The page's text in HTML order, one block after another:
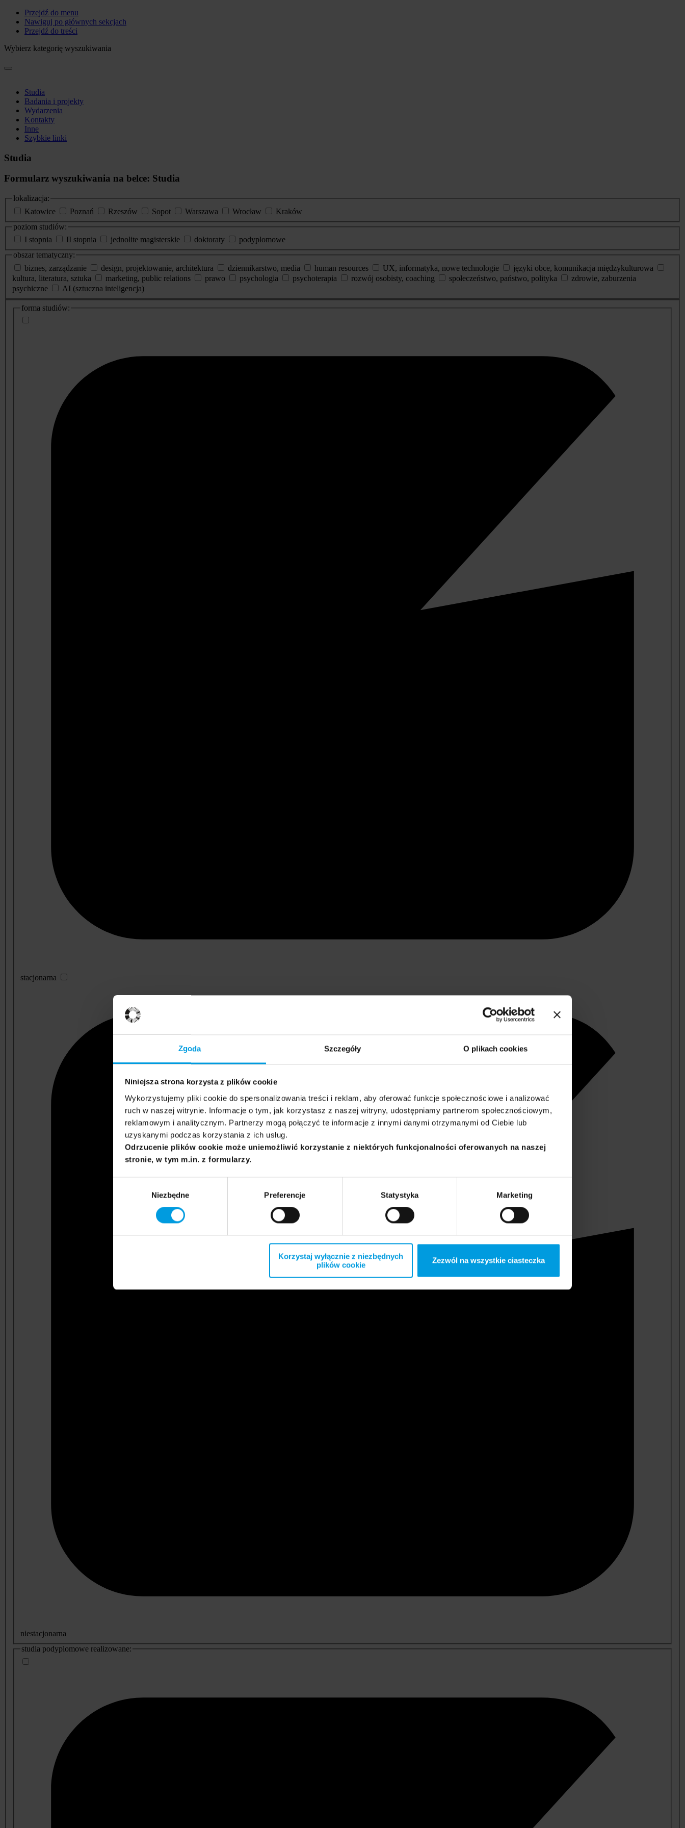
Zgoda Szczegóły O plikach cookies
Niniejsza strona korzysta z plików cookie
Wykorzystujemy pliki cookie do spersonalizowania treści i reklam, aby oferować funkcje społecznościowe i analizować
ruch w naszej witrynie. Informacje o tym, jak korzystasz z naszej witryny, udostępniamy partnerom społecznościowym,
reklamowym i analitycznym. Partnerzy mogą połączyć te informacje z innymi danymi otrzymanymi od Ciebie lub
uzyskanymi podczas korzystania z ich usług.
Odrzucenie plików cookie może uniemożliwić korzystanie z niektórych funkcjonalności oferowanych na naszej
stronie, w tym m.in. z formularzy.
Niezbędne Preferencje Statystyka Marketing
Korzystaj wyłącznie z niezbędnych
plików cookie
Zezwól na wszystkie ciasteczka
Przejdź do menu
Nawiguj po głównych sekcjach
Przejdź do treści
Wybierz kategorię wyszukiwania
Studia
Badania i projekty
Wydarzenia
Kontakty
Inne
Szybkie linki
Studia
Formularz wyszukiwania na belce: Studia
lokalizacja:
Katowice
Poznań Rzeszów Sopot Warszawa Wrocław
Kraków
poziom studiów:
I stopnia
II stopnia jednolite magisterskie doktoraty
podyplomowe
obszar tematyczny:
biznes, zarządzanie
design, projektowanie, architektura dziennikarstwo, media human resources UX, informatyka, nowe technologie
języki obce, komunikacja międzykulturowa
kultura, literatura, sztuka
marketing, public relations prawo psychologia psychoterapia rozwój osobisty, coaching społeczeństwo, państwo, polityka
zdrowie, zaburzenia
psychiczne
AI (sztuczna inteligencja)
dodatkowe
informacje
forma studiów:
stacjonarna
niestacjonarna
studia podyplomowe realizowane: